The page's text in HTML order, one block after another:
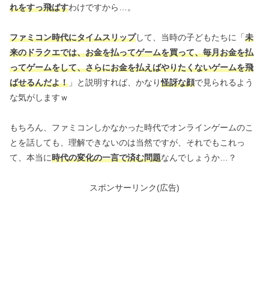
れをすっ飛ばすわけですから…。
ファミコン時代にタイムスリップして、当時の子どもたちに「未
来のドラクエでは、お金を払ってゲームを買って、毎月お金を払
ってゲームをして、さらにお金を払えばやりたくないゲームを飛
ばせるんだよ！ 」と説明すれば、かなり怪訝な顔で見られるよう
な気がしますｗ
もちろん、ファミコンしかなかった時代でオンラインゲームのこ
とを話しても、理解できないのは当然ですが、それでもこれっ
て、本当に時代の変化の一言で済む問題なんでしょうか…？
スポンサーリンク(広告)